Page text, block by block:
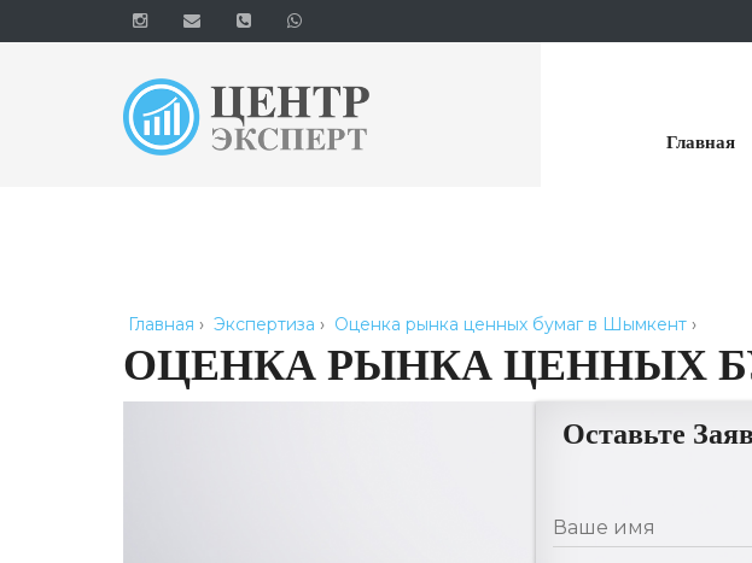
Главная
Главная › Экспертиза › Оценка рынка ценных бумаг в Шымкент ›
ОЦЕНКА РЫНКА ЦЕННЫХ
Оставьте